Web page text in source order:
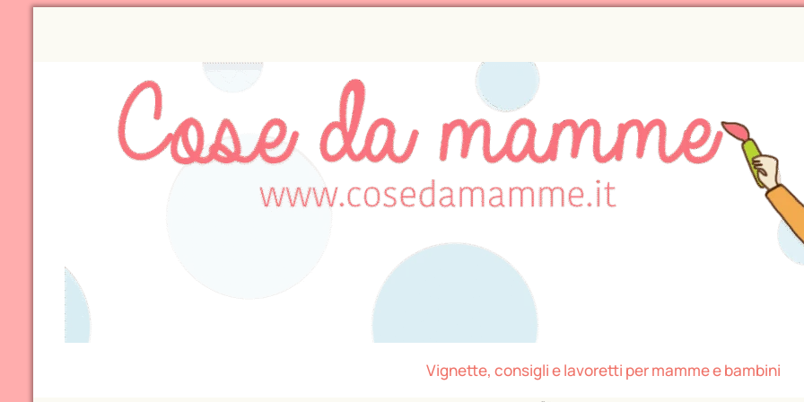
Vignette, consigli e lavoretti per mamme e bambini